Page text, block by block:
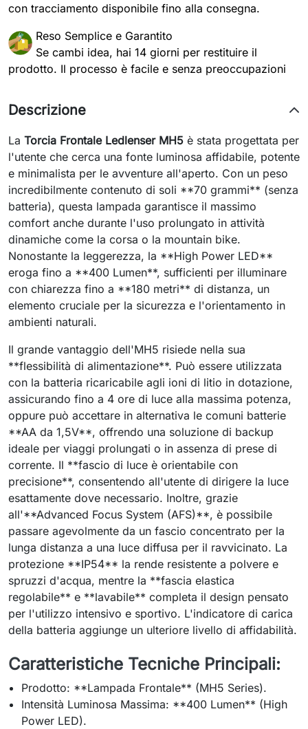
con tracciamento disponibile fino alla consegna.
Reso Semplice e Garantito
Se cambi idea, hai 14 giorni per restituire il
prodotto. Il processo è facile e senza preoccupazioni
Descrizione
La Torcia Frontale Ledlenser MH5 è stata progettata per
l'utente che cerca una fonte luminosa affidabile, potente
e minimalista per le avventure all'aperto. Con un peso
incredibilmente contenuto di soli **70 grammi** (senza
batteria), questa lampada garantisce il massimo
comfort anche durante l'uso prolungato in attività
dinamiche come la corsa o la mountain bike.
Nonostante la leggerezza, la **High Power LED**
eroga fino a **400 Lumen**, sufficienti per illuminare
con chiarezza fino a **180 metri** di distanza, un
elemento cruciale per la sicurezza e l'orientamento in
ambienti naturali.
Il grande vantaggio dell'MH5 risiede nella sua
**flessibilità di alimentazione**. Può essere utilizzata
con la batteria ricaricabile agli ioni di litio in dotazione,
assicurando fino a 4 ore di luce alla massima potenza,
oppure può accettare in alternativa le comuni batterie
**AA da 1,5V**, offrendo una soluzione di backup
ideale per viaggi prolungati o in assenza di prese di
corrente. Il **fascio di luce è orientabile con
precisione**, consentendo all'utente di dirigere la luce
esattamente dove necessario. Inoltre, grazie
all'**Advanced Focus System (AFS)**, è possibile
passare agevolmente da un fascio concentrato per la
lunga distanza a una luce diffusa per il ravvicinato. La
protezione **IP54** la rende resistente a polvere e
spruzzi d'acqua, mentre la **fascia elastica
regolabile** e **lavabile** completa il design pensato
per l'utilizzo intensivo e sportivo. L'indicatore di carica
della batteria aggiunge un ulteriore livello di affidabilità.
Caratteristiche Tecniche Principali:
Prodotto: **Lampada Frontale** (MH5 Series).
Intensità Luminosa Massima: **400 Lumen** (High
Power LED).